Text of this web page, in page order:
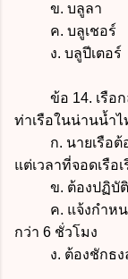
ข. บลูลา
ค. บลูเชอร์
ง. บลูปีเตอร์
ข้อ 14. เรือกลที่
ท่าเรือในน่านน้ำ
ก. นายเรือต้อง
แต่เวลาที่จอดเรือ
ข. ต้องปฏิบัติต
ค. แจ้งกำหนดอ
กว่า 6 ชั่วโมง
ง. ต้องชักธงล